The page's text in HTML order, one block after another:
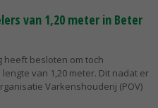
van 1,20 meter in Beter
heeft besloten om toch
van 1,20 meter. Dit nadat er
Varkenshouderij (POV)